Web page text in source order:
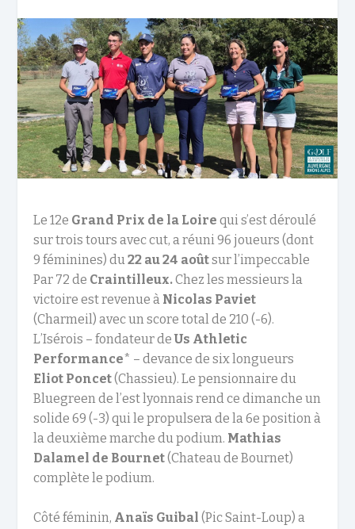
Le 12e Grand Prix de la Loire qui s’est déroulé
sur trois tours avec cut, a réuni 96 joueurs (dont
9 féminines) du22 au 24 aoûtsur l’impeccable
Par 72 de Craintilleux.Chez les messieurs la
victoire est revenue à Nicolas Paviet
(Charmeil) avec un score total de 210 (-6).
L’Isérois – fondateur deUs Athletic
Performance* – devance de six longueurs
Eliot Poncet(Chassieu). Le pensionnaire du
Bluegreen de l’est lyonnais rend ce dimanche un
solide 69 (-3) qui le propulsera de la 6e position à
la deuxième marche du podium. Mathias
Dalamel de Bournet(Chateau de Bournet)
complète le podium.
Côté féminin, Anaïs Guibal (Pic Saint-Loup) a